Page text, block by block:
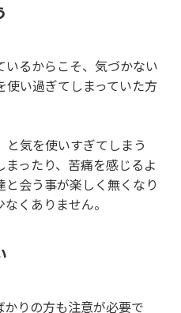
るからこそ、気づかない
い過ぎてしまっていた方
と気を使いすぎてしまう
ったり、苦痛を感じるよ
会う事が楽しく無くなり
くありません。
りの方も注意が必要で